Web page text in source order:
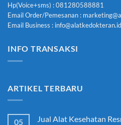
Hp(Voice+sms) : 081280588881
Email Order/Pemesanan :
Email Business : info@alatkedokteran.id
INFO TRANSAKSI
ARTIKEL TERBARU
05 Jual Alat Kesehatan